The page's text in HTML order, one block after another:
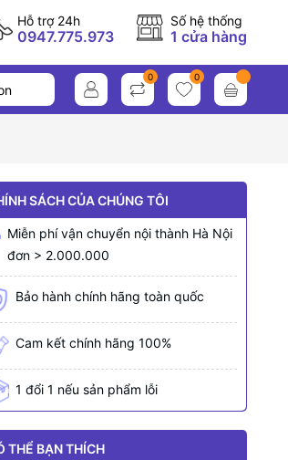
Hỗ trợ 24h
0947.775.973
Số hệ thống
1 cửa hàng
0 0
SÁCH CỦA CHÚNG TÔI
Miễn phí vận chuyển nội thành Hà Nội
đơn > 2.000.000
Bảo hành chính hãng toàn quốc
Cam kết chính hãng 100%
1 đổi 1 nếu sản phẩm lỗi
THỂ BẠN THÍCH